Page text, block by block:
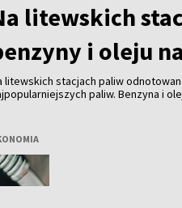
litewskich
i oleju
litewskich stacjach paliw
paliw. Benzyna i